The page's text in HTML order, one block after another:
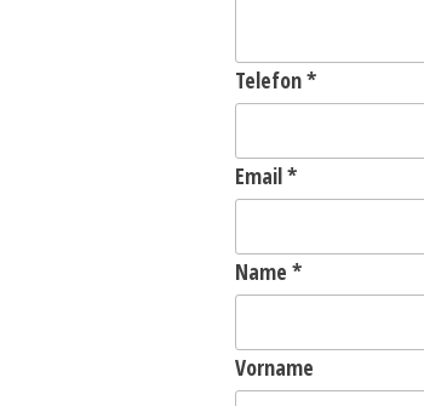
Telefon*
Email*
Name *
Vorname